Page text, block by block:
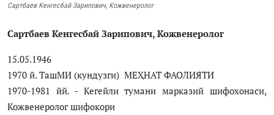
Русский
Сартбаев Кенгесбай Зарипович, Кожвенеролог
Сартбаев Кенгесбай Зарипович, Кожвенеролог
15.05.1946
1970 й. ТашМИ (кундузги) МЕҲНАТ ФАОЛИЯТИ
1970-1981 йй. - Кегейли тумани марказий шифохонаси,
Кожвенеролог шифокори